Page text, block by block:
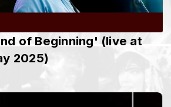
of Beginning' (live at
2025)